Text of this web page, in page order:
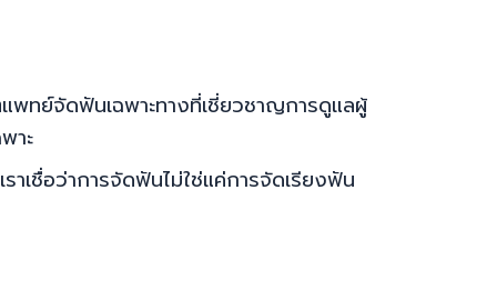
ทย์จัดฟันเฉพาะทางที่เชี่ยวชาญการดูแลผู้
าะ
าเชื่อว่าการจัดฟันไม่ใช่แค่การจัดเรียงฟัน